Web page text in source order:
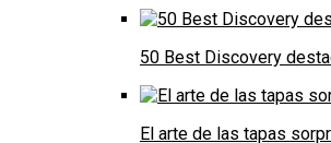
50 Best Discovery
El arte de las tapas